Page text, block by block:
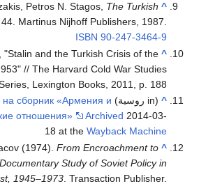
^
Petros N. Stagos, The Turkish
Martinus Nijhoff Publishers, 1987.
ISBN 90-247-3464-9
^
"Stalin and the Turkish Crisis of the
// The Harvard Cold War Studies
Lexington Books, 2011, p. 188.
^ (in روسية)
на сборник «Армения и
отношения»
Archived 2014-03-
18 at theWayback Machine
^
(1974).From Encroachment to
Study of Soviet Policy in
1945–1973 . Transaction Publisher.